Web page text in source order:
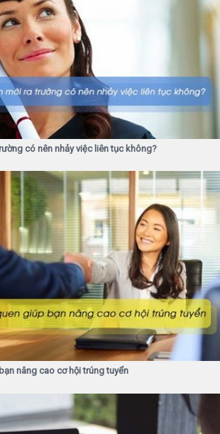
có nên nhảy việc liên tục không?
nâng cao cơ hội trúng tuyển